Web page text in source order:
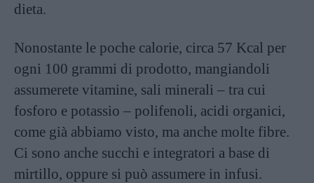
dieta.
Nonostante le poche calorie, circa 57 Kcal per
ogni 100 grammi di prodotto, mangiandoli
assumerete vitamine, sali minerali – tra cui
fosforo e potassio – polifenoli, acidi organici,
come già abbiamo visto, ma anche molte fibre.
Ci sono anche succhi e integratori a base di
mirtillo, oppure si può assumere in infusi.